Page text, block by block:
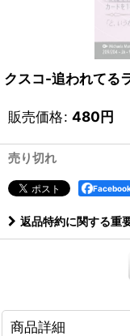
クスコ-追われて
販売価格: 480円
売り切れ
返品特約に関する重
商品詳細